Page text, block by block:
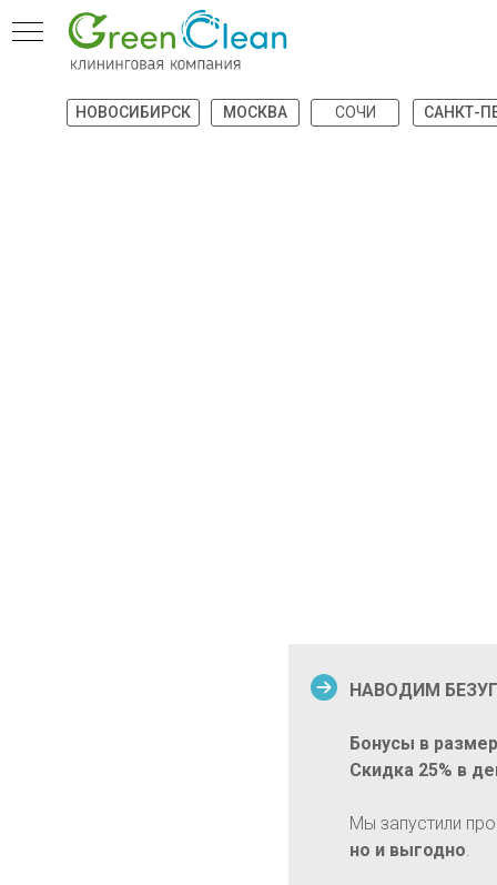
НОВОСИБИРСК МОСКВА СОЧИ САНКТ-
НАВОДИМ
Бонусы в
Скидка 25% в
Мы запустили
но и выгодно.